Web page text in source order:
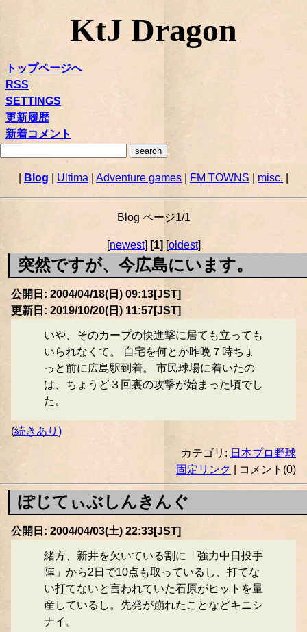
KtJ Dragon
トップページへ
RSS
SETTINGS
更新履歴
新着コメント
Blog Ultima Adventure games FM TOWNS| misc.
Blog ページ1/1
[newest] [1] [oldest]
突然ですが、今広島にいます。
公開日: 2004/04/18(日) 09:13[JST]
更新日: 2019/10/20(日) 11:57[JST]
いや、そのカープの快進撃に居ても立っても
いられなくて。 自宅を何とか昨晩７時ちょ
っと前に広島駅到着。 市民球場に着いたの
は、ちょうど３回裏の攻撃が始まった頃でし
た。
(続きあり)
カテゴリ: 日本プロ野球
固定リンク
| コメント(0)
ぽじてぃぶしんきんぐ
公開日: 2004/04/03(土) 22:33[JST]
緒方、新井を欠いている割に「強力中日投手
陣」から2日で10点も取っているし、打てな
い打てないと言われていた石原がヒットを量
産しているし。先発が崩れたことなどキニシ
ナイ。